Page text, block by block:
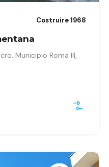
Costruire 1968
Municipio Roma III,